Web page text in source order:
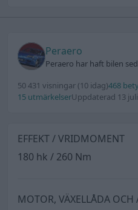
Peraero
Peraero har haft bilen
50 431 visningar (10 idag)468
15 utmärkelserUppdaterad 13
EFFEKT / VRIDMOMENT
180 hk / 260 Nm
MOTOR, VÄXELLÅDA OCH